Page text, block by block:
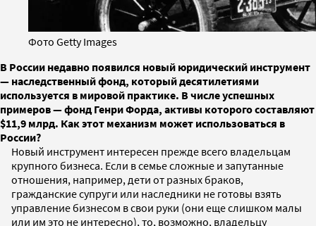
Фото Getty Images
В России недавно появился новый юридический инструмент
— наследственный фонд, который десятилетиями
используется в мировой практике. В числе успешных
примеров — фонд Генри Форда, активы которого составляют
$11,9 млрд. Как этот механизм может использоваться в
России?
Новый инструмент интересен прежде всего владельцам
крупного бизнеса. Если в семье сложные и запутанные
отношения, например, дети от разных браков,
гражданские супруги или наследники не готовы взять
управление бизнесом в свои руки (они еще слишком малы
или им это не интересно), то, возможно, владельцу